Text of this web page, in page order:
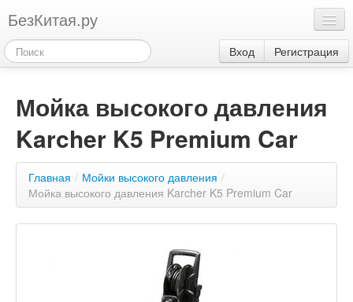
БезКитая.ру
Каталог
Контакты
Акции
3
Вход Регистрация
Мойка высокого давления
Karcher K5 Premium Car
Главная / Мойки высокого давления /
Мойка высокого давления Karcher K5 Premium Car